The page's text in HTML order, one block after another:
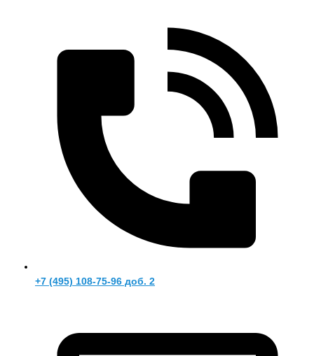
+7 (495) 108-75-96 доб. 2